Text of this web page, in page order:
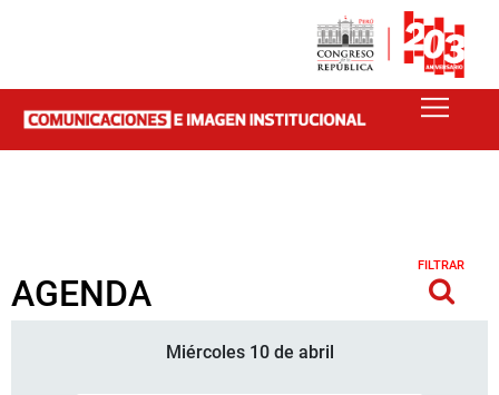
AGENDA
FILTRAR
Miércoles 10 de abril